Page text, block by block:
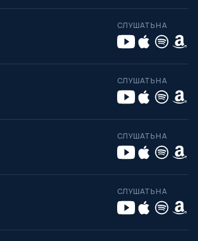
СЛУШАТЬ НА
СЛУШАТЬ НА
СЛУШАТЬ НА
СЛУШАТЬ НА